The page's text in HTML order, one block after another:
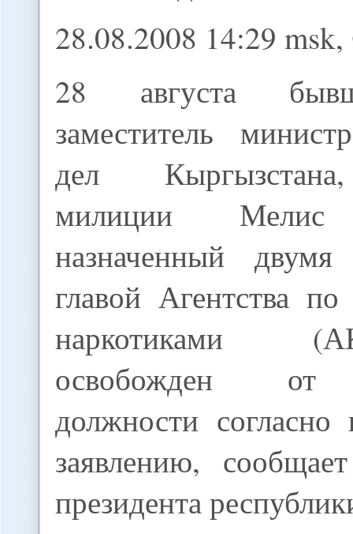
28.08.2008 14:29
28 августа
заместитель
дел
милиции Мелис
назначенный
главой Агентства
наркотиками
освобожден от
должности
заявлению,
президента